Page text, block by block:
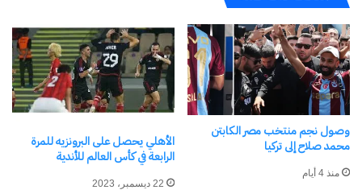
والتي ستقام يوم الجمعة 3 يوليو 2026.
تفاصيل المواجهة
الموعد:
الجمعة 3 يوليو 2026، الساعة 09:00
مساءً بتوقيت الكويت.
الدور:دور الـ 32 (Round of 32).
الملعب:
الطور
وصول نجم منتخب مصر الكابتن
محمد صلاح إلى تركيا
منذ 4 أيام
الأهلي يحصل على البرونزيه للمرة
الرابعة في كأس العالم للأندية
22 ديسمبر، 2023